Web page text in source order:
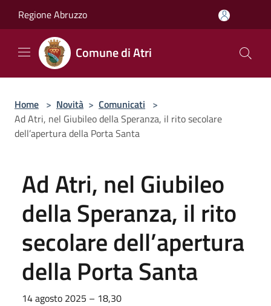
Regione Abruzzo
Comune di Atri
Home > Novità > Comunicati >
Ad Atri, nel Giubileo della Speranza, il rito secolare
dell’apertura della Porta Santa
Ad Atri, nel Giubileo
della Speranza, il rito
secolare dell’apertura
della Porta Santa
14 agosto 2025 – 18,30